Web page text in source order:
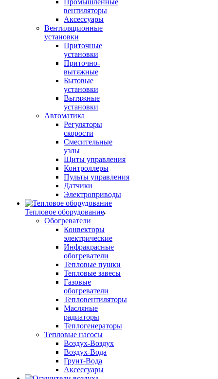
Промышленные
вентиляторы
Аксессуары
Вентиляционные
установки
Приточные
установки
Приточно-
вытяжные
Бытовые
установки
Вытяжные
установки
Автоматика
Регуляторы
скорости
Смесительные
узлы
Щиты управления
Контроллеры
Пульты управления
Датчики
Электроприводы
Тепловое оборудование
Обогреватели
Конвекторы
электрические
Инфракрасные
обогреватели
Тепловые пушки
Тепловые завесы
Газовые
обогреватели
Тепловентиляторы
Масляные
радиаторы
Теплогенераторы
Тепловые насосы
Воздух-Воздух
Воздух-Вода
Грунт-Вода
Аксессуары